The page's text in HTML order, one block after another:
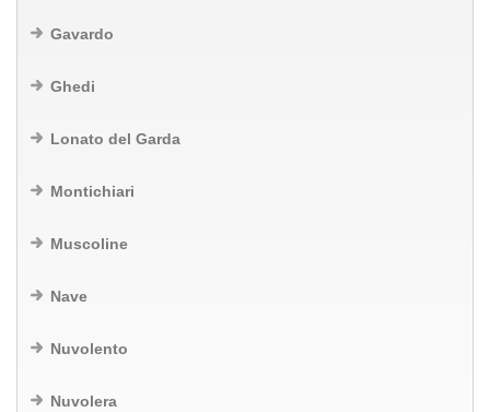
Gavardo
Ghedi
Lonato del Garda
Montichiari
Muscoline
Nave
Nuvolento
Nuvolera